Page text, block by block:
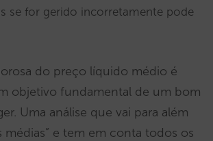
se for gerido incorretamente pode
do preço líquido médio é
objetivo fundamental de um bom
Uma análise que vai para além
médias” e tem em conta todos os